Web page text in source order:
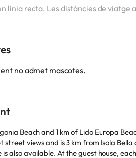
línia recta. Les distàncies de viatge
no admet mascotes.
Beach and 1 km of Lido Europa
views and is 3 km from Isola
screen TV. With a private bathroom equipped with a